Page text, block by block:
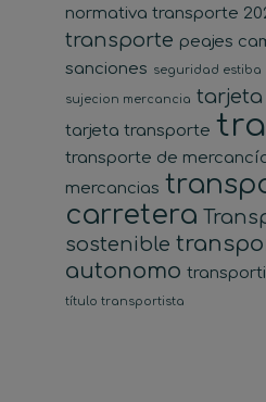
normativa transporte
transporte peajes
sanciones
seguridad estiba
sujecion mercancia
tarjeta transporte
transporte de
mercancias
carretera
sostenible
autonomo
título transportista